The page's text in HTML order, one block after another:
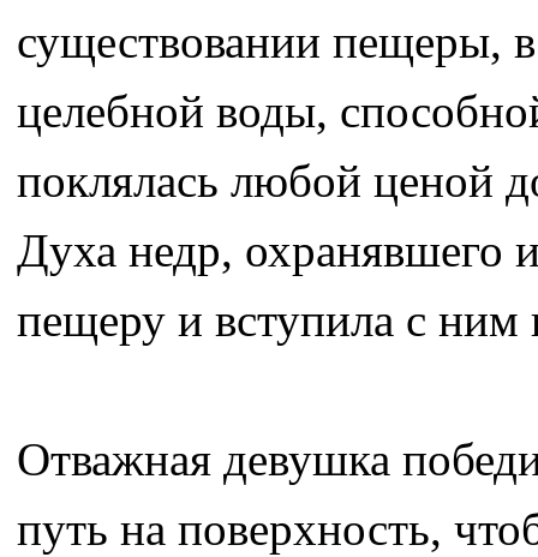
существовании пещеры,
целебной воды,
поклялась любой ценой
Духа недр, охранявшего
пещеру и вступила с ним
Отважная девушка
путь на поверхность,